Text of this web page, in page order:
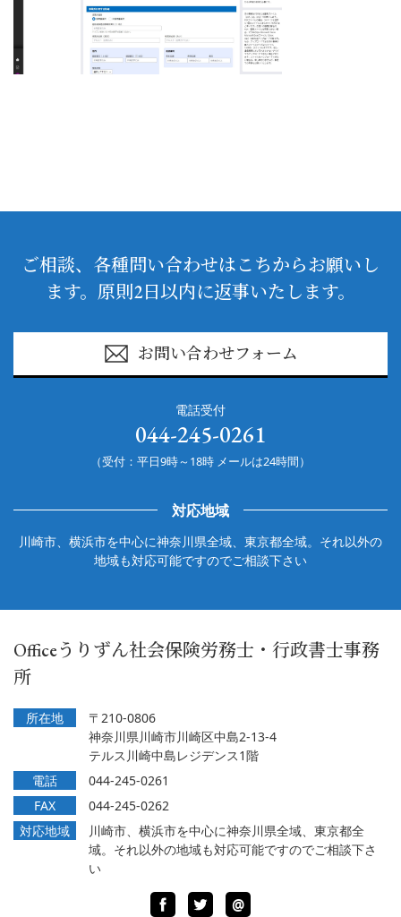
ご相談、各種問い合わせはこちからお願いし
ます。原則2日以内に返事いたします。
お問い合わせフォーム
電話受付
044-245-0261
（受付：平日9時～18時 メールは24時間）
対応地域
川崎市、横浜市を中心に神奈川県全域、東京都全域。それ以外の
地域も対応可能ですのでご相談下さい
Officeうりずん社会保険労務士・行政書士事務
所
所在地
〒210-0806
神奈川県川崎市川崎区中島2-13-4
テルス川崎中島レジデンス1階
電話
044-245-0261
FAX
044-245-0262
対応地域
川崎市、横浜市を中心に神奈川県全域、東京都全
域。それ以外の地域も対応可能ですのでご相談下さ
い
Facebook
Twitter
LINE
@